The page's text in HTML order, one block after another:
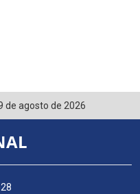
de agosto de 2026